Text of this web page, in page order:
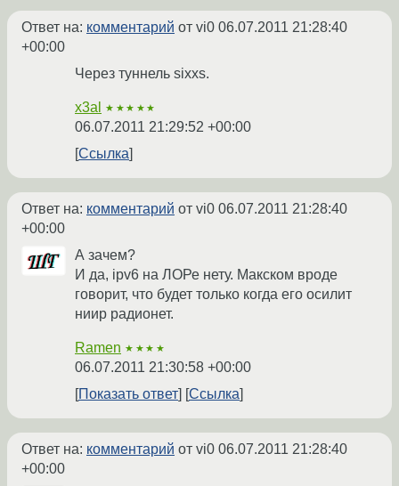
Ответ на: комментарий от vi0 06.07.2011 21:28:40
+00:00
Через туннель sixxs.
x3al ★★★★★
06.07.2011 21:29:52 +00:00
Ссылка
Ответ на: комментарий от vi0 06.07.2011 21:28:40
+00:00
А зачем?
И да, ipv6 на ЛОРе нету. Макском вроде
говорит, что будет только когда его осилит
ниир радионет.
Ramen ★★★★
06.07.2011 21:30:58 +00:00
Показать ответ
Ссылка
Ответ на: комментарий от vi0 06.07.2011 21:28:40
+00:00